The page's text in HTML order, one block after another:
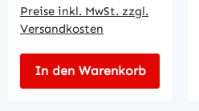
Preise inkl. MwSt. zzgl.
Versandkosten
In den Warenkorb